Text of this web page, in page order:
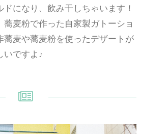
になり、飲み干しちゃいます！
蕎麦粉で作った自家製ガトーショ
蕎麦や蕎麦粉を使ったデザートが
いですよ♪